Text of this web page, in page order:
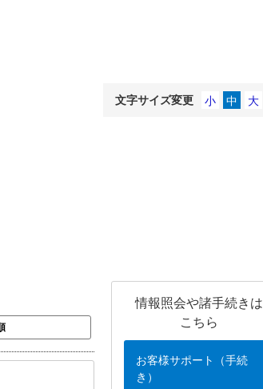
文字サイズ変更
情報照会や諸手続きは
こちら
お客様サポート（手続
き）